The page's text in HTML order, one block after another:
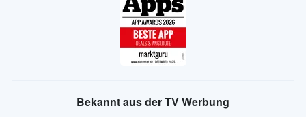
Bekannt aus der TV Werbung